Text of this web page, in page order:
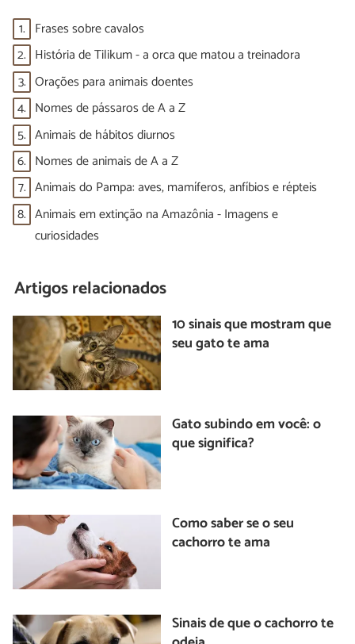
1. Frases sobre cavalos
2. História de Tilikum - a orca que matou a treinadora
3. Orações para animais doentes
4. Nomes de pássaros de A a Z
5. Animais de hábitos diurnos
6. Nomes de animais de A a Z
7. Animais do Pampa: aves, mamíferos, anfíbios e répteis
8. Animais em extinção na Amazônia - Imagens e
curiosidades
Artigos relacionados
10 sinais que mostram que
seu gato te ama
Gato subindo em você: o
que significa?
Como saber se o seu
cachorro te ama
Sinais de que o cachorro te